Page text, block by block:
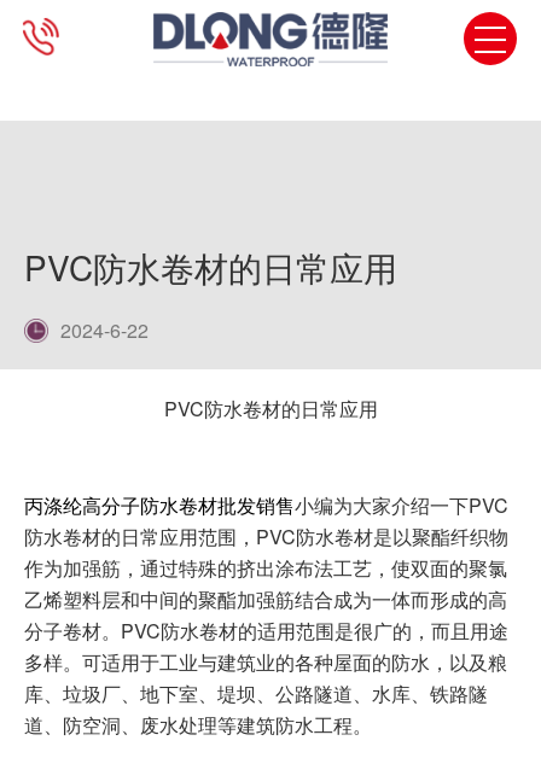
PVC防水卷材的日常应用
2024-6-22
PVC防水卷材的日常应用
丙涤纶高分子防水卷材批发销售小编为大家介绍一下PVC
防水卷材的日常应用范围，PVC防水卷材是以聚酯纤织物
作为加强筋，通过特殊的挤出涂布法工艺，使双面的聚氯
乙烯塑料层和中间的聚酯加强筋结合成为一体而形成的高
分子卷材。PVC防水卷材的适用范围是很广的，而且用途
多样。可适用于工业与建筑业的各种屋面的防水，以及粮
库、垃圾厂、地下室、堤坝、公路隧道、水库、铁路隧
道、防空洞、废水处理等建筑防水工程。